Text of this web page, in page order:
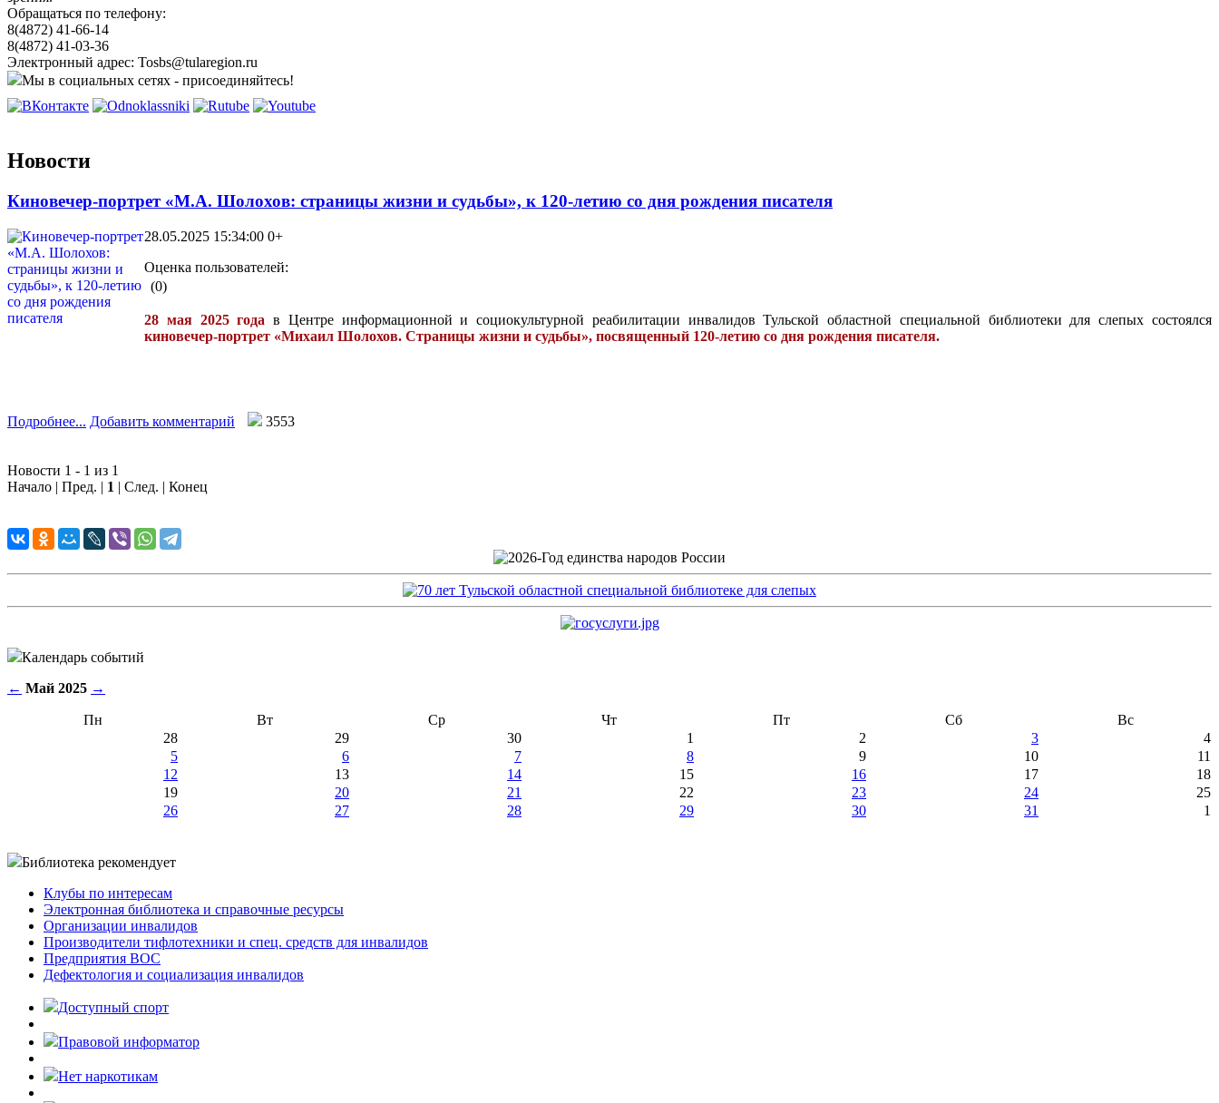
Обращаться по телефону:
8(4872) 41-66-14
8(4872) 41-03-36
Электронный адрес: Tosbs@tularegion.ru
Мы в социальных сетях - присоединяйтесь!
Новости
Киновечер-портрет «М.А. Шолохов: страницы жизни и судьбы», к 120-летию со дня рождения писателя
28.05.2025 15:34:00 0+
Оценка пользователей:
(0)
28 мая 2025 годав Центре информационной и социокультурной реабилитации инвалидов Тульской областной специальной библиотеки для слепых состоялся
киновечер-портрет «Михаил Шолохов. Страницы жизни и судьбы», посвященный 120-летию со дня рождения писателя.
Подробнее... Добавить комментарий 3553
Новости 1 - 1 из 1
Начало | Пред. | 1 | След. | Конец
Календарь событий
← Май 2025 →
Пн Вт Ср Чт Пт Сб
Вс
28
29 30 1 2 3
4
5
6 7 8 9 10
11
12
13 14 15 16 17
18
19
20 21 22 23 24
25
26
27 28 29 30 31 1
Библиотека рекомендует
Клубы по интересам
Электронная библиотека и справочные ресурсы
Организации инвалидов
Производители тифлотехники и спец. средств для инвалидов
Предприятия ВОС
Дефектология и социализация инвалидов
Доступный спорт
Правовой информатор
Нет наркотикам